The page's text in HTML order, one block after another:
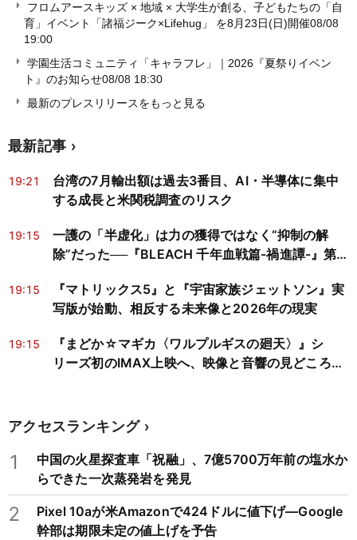
フロムアースキッズ × 地域 × 大学生が創る、子どもたちの「自
育」イベント「諸福ジーク×Lifehug」 を8月23日(日)開催08/08
19:00
学園生活コミュニティ「キャラフレ」｜2026『夏祭りイベン
ト』のお知らせ08/08 18:30
最新のプレスリリースをもっと見る
最新記事
19:21
台湾の7月輸出額は過去3番目、AI・半導体に集中
する成長と米関税調査のリスク
19:15
一護の「半虚化」は力の獲得ではなく“抑制の解
除”だった──『BLEACH 千年血戦篇-禍進譚-』第
19:15
『マトリックス5』と『宇宙家族ジェットソン』実
写版が始動、相反する未来像と2026年の現実
19:15
『まどか☆マギカ〈ワルプルギスの廻天〉』シ
リーズ初のIMAX上映へ、映像と音響の見どころを
アクセスランキング
1
中国の火星探査車「祝融」、7億5700万年前の塩水か
らできた一次蒸発岩を発見
2
Pixel 10aが米Amazonで424ドルに値下げ―Google
幹部は期限未定の値上げを予告